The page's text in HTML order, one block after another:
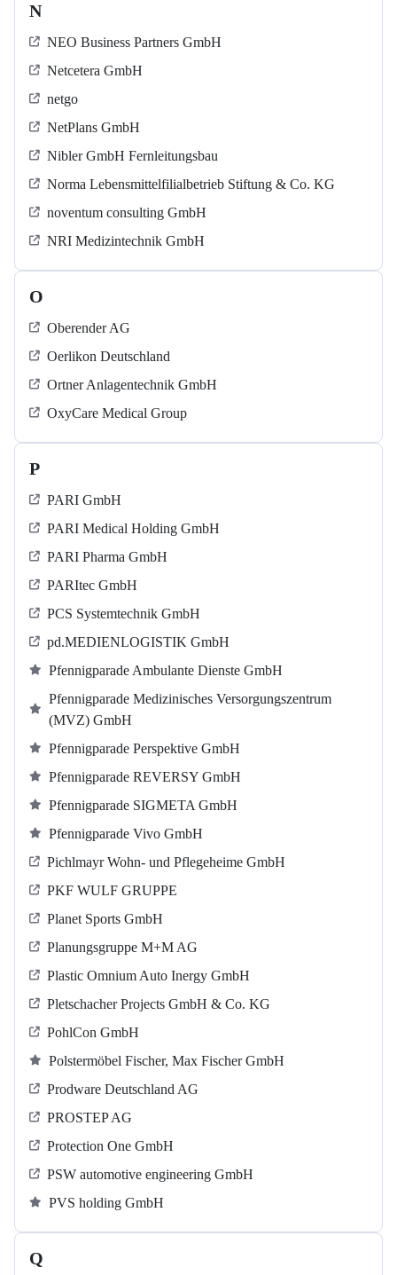
N
NEO Business Partners GmbH
Netcetera GmbH
netgo
NetPlans GmbH
Nibler GmbH Fernleitungsbau
Norma Lebensmittelfilialbetrieb Stiftung & Co. KG
noventum consulting GmbH
NRI Medizintechnik GmbH
O
Oberender AG
Oerlikon Deutschland
Ortner Anlagentechnik GmbH
OxyCare Medical Group
P
PARI GmbH
PARI Medical Holding GmbH
PARI Pharma GmbH
PARItec GmbH
PCS Systemtechnik GmbH
pd.MEDIENLOGISTIK GmbH
Pfennigparade Ambulante Dienste GmbH
Pfennigparade Medizinisches Versorgungszentrum
(MVZ) GmbH
Pfennigparade Perspektive GmbH
Pfennigparade REVERSY GmbH
Pfennigparade SIGMETA GmbH
Pfennigparade Vivo GmbH
Pichlmayr Wohn- und Pflegeheime GmbH
PKF WULF GRUPPE
Planet Sports GmbH
Planungsgruppe M+M AG
Plastic Omnium Auto Inergy GmbH
Pletschacher Projects GmbH & Co. KG
PohlCon GmbH
Polstermöbel Fischer, Max Fischer GmbH
Prodware Deutschland AG
PROSTEP AG
Protection One GmbH
PSW automotive engineering GmbH
PVS holding GmbH
Q